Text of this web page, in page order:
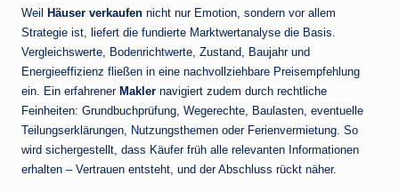
Weil Häuser verkaufen nicht nur Emotion, sondern vor allem
Strategie ist, liefert die fundierte Marktwertanalyse die Basis.
Vergleichswerte, Bodenrichtwerte, Zustand, Baujahr und
Energieeffizienz fließen in eine nachvollziehbare Preisempfehlung
ein. Ein erfahrener Makler navigiert zudem durch rechtliche
Feinheiten: Grundbuchprüfung, Wegerechte, Baulasten, eventuelle
Teilungserklärungen, Nutzungsthemen oder Ferienvermietung. So
wird sichergestellt, dass Käufer früh alle relevanten Informationen
erhalten – Vertrauen entsteht, und der Abschluss rückt näher.